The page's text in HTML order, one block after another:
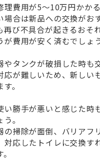
理費用が5〜10万円かか
場合は新品への交換がお
再び不具合が起きるおそ
が費用が安く済むでしょう
やタンクが破損した時も
応が難しいため、新しい
。
い勝手が悪いと感じた時
。
の掃除が面倒、バリアフ
対応したトイレに交換す